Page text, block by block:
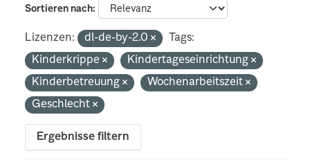
Sortieren nach
Lizenzen: dl-de-by-2.0
Tags:
Kinderkrippe
Kindertageseinrichtung
Kinderbetreuung
Wochenarbeitszeit
Geschlecht
Ergebnisse filtern